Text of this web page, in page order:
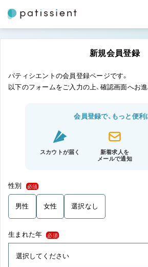
新規会員登録
パティシエントの会員登録ページです。
以下のフォームをご入力の上、確認画面へお進
会員登録で、もっと便利
スカウトが届く
新着求人を
メールで通知
性別 必須
男性 女性 選択なし
生まれた年 必須